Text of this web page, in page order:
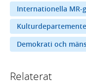
Internationella MR-
Demokrati och
Relaterat